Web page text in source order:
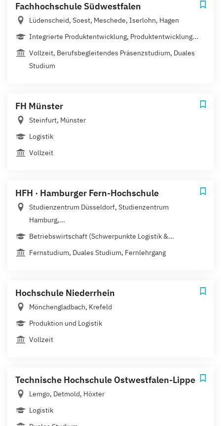
Fachhochschule Südwestfalen
Lüdenscheid, Soest, Meschede, Iserlohn, Hagen
Integrierte Produktentwicklung, Produktentwicklung...
Vollzeit, Berufsbegleitendes Präsenzstudium, Duales
Studium
FH Münster
Steinfurt, Münster
Logistik
Vollzeit
HFH · Hamburger Fern-Hochschule
Studienzentrum Düsseldorf, Studienzentrum
Hamburg,...
Betriebswirtschaft (Schwerpunkte Logistik &...
Fernstudium, Duales Studium, Fernlehrgang
Hochschule Niederrhein
Mönchengladbach, Krefeld
Produktion und Logistik
Vollzeit
Technische Hochschule Ostwestfalen-Lippe
Lemgo, Detmold, Höxter
Logistik